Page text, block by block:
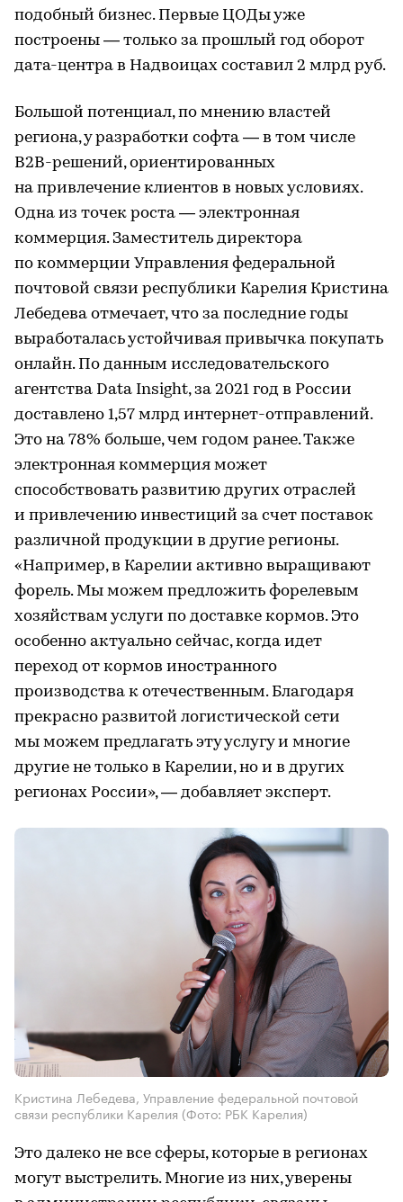
подобный бизнес. Первые ЦОДы уже
построены — только за прошлый год оборот
дата-центра в Надвоицах составил 2 млрд руб.
Большой потенциал, по мнению властей
региона, у разработки софта — в том числе
B2B-решений, ориентированных
на привлечение клиентов в новых условиях.
Одна из точек роста — электронная
коммерция. Заместитель директора
по коммерции Управления федеральной
почтовой связи республики Карелия Кристина
Лебедева отмечает, что за последние годы
выработалась устойчивая привычка покупать
онлайн. По данным исследовательского
агентства Data Insight, за 2021 год в России
доставлено 1,57 млрд интернет-отправлений.
Это на 78% больше, чем годом ранее. Также
электронная коммерция может
способствовать развитию других отраслей
и привлечению инвестиций за счет поставок
различной продукции в другие регионы.
«Например, в Карелии активно выращивают
форель. Мы можем предложить форелевым
хозяйствам услуги по доставке кормов. Это
особенно актуально сейчас, когда идет
переход от кормов иностранного
производства к отечественным. Благодаря
прекрасно развитой логистической сети
мы можем предлагать эту услугу и многие
другие не только в Карелии, но и в других
регионах России», — добавляет эксперт.
Кристина Лебедева, Управление федеральной почтовой
связи республики Карелия (Фото: РБК Карелия)
Это далеко не все сферы, которые в регионах
могут выстрелить. Многие из них, уверены